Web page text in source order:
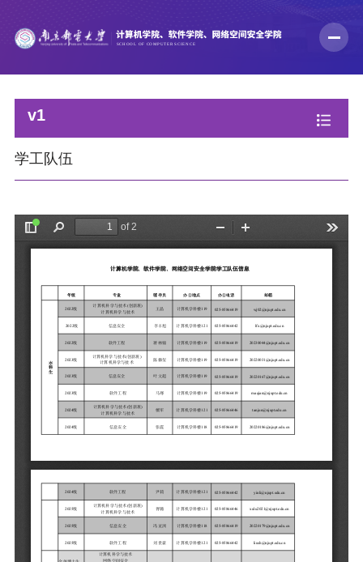
v1
学工队伍